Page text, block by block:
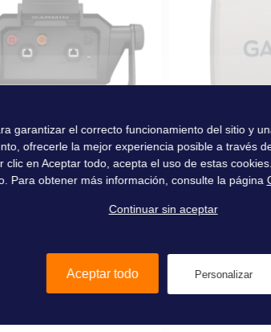
ECHOMAP ULTRA2
Añadir al carrito
CAPOT DE
ECHOMAP
garantizar el correcto funcionamiento del sitio y
ofrecerle la mejor experiencia posible a través
clic en Aceptar todo, acepta el uso de estas
Para obtener más información, consulte la página
Continuar sin aceptar
Aceptar todo Personalizar